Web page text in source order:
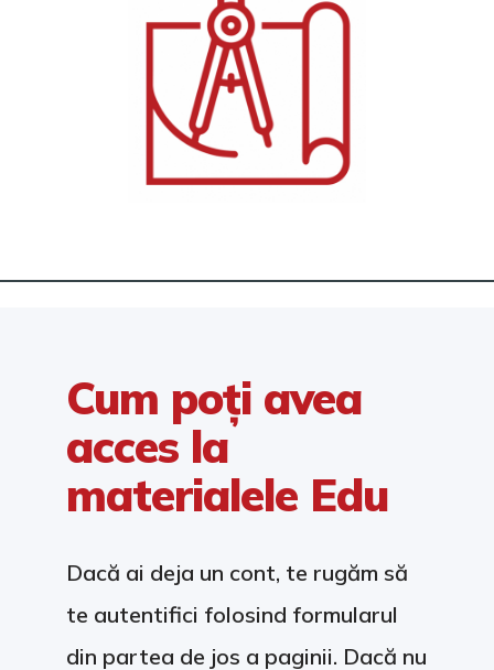
Cum poți avea
acces la
materialele Edu
Dacă ai deja un cont, te rugăm să
te autentifici folosind formularul
din partea de jos a paginii. Dacă nu